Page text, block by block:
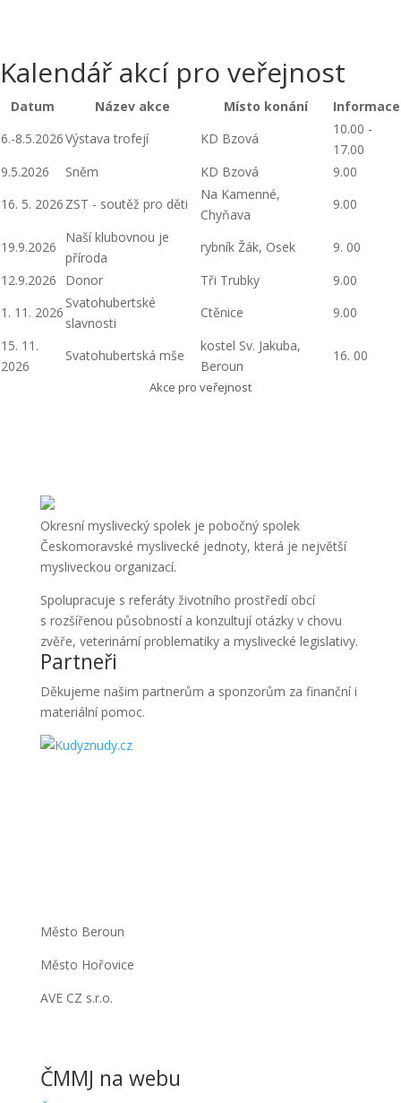
Kalendář akcí pro veřejnost
Datum Název akce Místo konání
Informace
6.-8.5.2026Výstava trofejí KD Bzová
10.00 -
17.00
9.5.2026
Sněm KD Bzová
9.00
16. 5. 2026 ZST - soutěž pro děti
Na Kamenné,
Chyňava
9.00
19.9.2026
Naší klubovnou je
příroda
rybník Žák, Osek
9. 00
12.9.2026
Donor Tři Trubky
9.00
1. 11. 2026
Svatohubertské
slavnosti
Ctěnice
9.00
15. 11.
2026
Svatohubertská mše
kostel Sv. Jakuba,
Beroun
16. 00
Akce pro veřejnost
Okresní myslivecký spolek je pobočný spolek
Českomoravské myslivecké jednoty, která je největší
mysliveckou organizací.
Spolupracuje s referáty životního prostředí obcí
s rozšířenou působností a konzultují otázky v chovu
zvěře, veterinární problematiky a myslivecké legislativy.
Partneři
Děkujeme našim partnerům a sponzorům za finanční i
materiální pomoc.
Město Beroun
Město Hořovice
AVE CZ s.r.o.
ČMMJ na webu